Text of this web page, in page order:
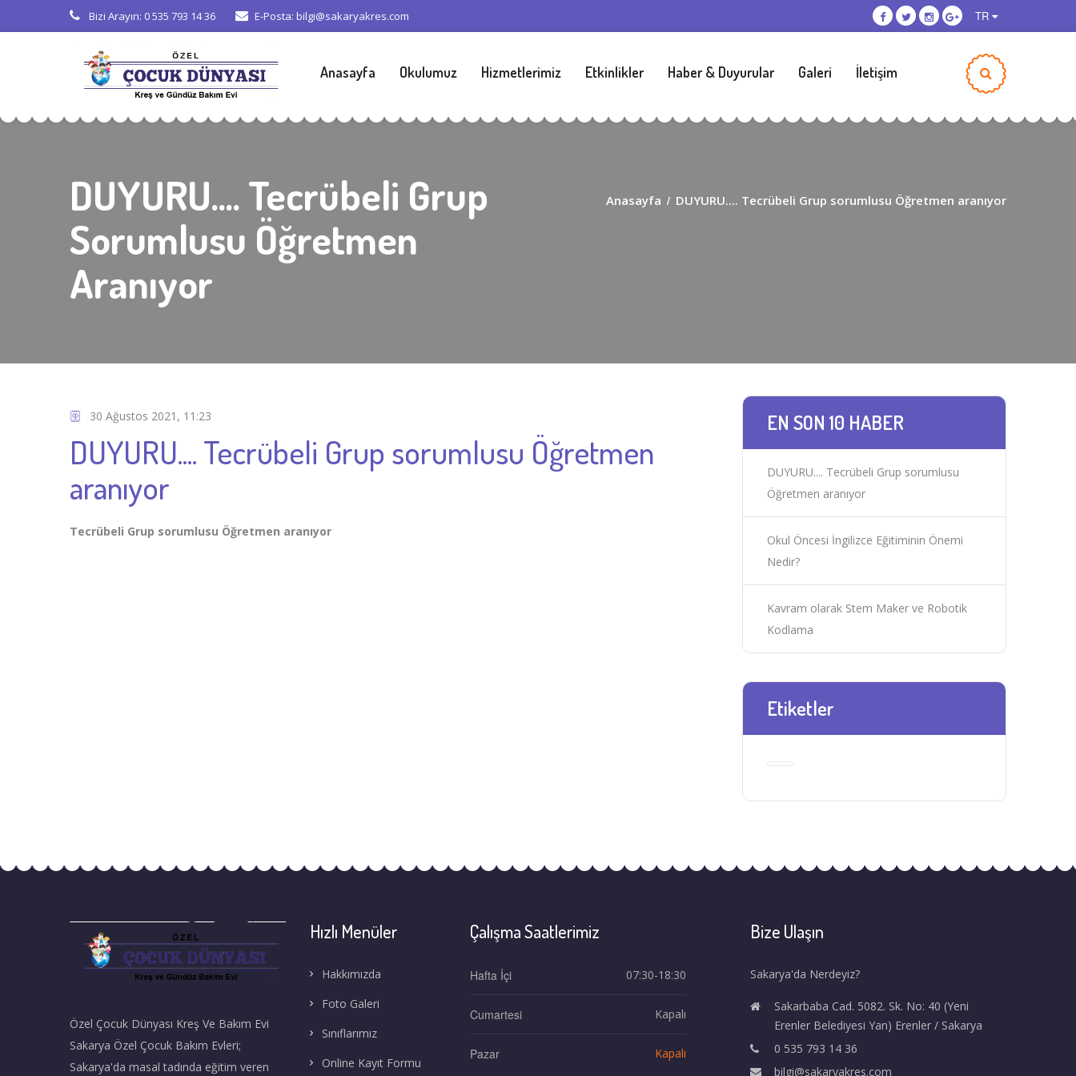
Bizi Arayın: 0 535 793 14 36 E-Posta: bilgi@sakaryakres.com TR
Anasayfa Okulumuz Hizmetlerimiz Etkinlikler Haber & Duyurular Galeri İletişim
DUYURU.... Tecrübeli Grup
Sorumlusu Öğretmen
Aranıyor
Anasayfa / DUYURU.... Tecrübeli Grup sorumlusu Öğretmen aranıyor
30 Ağustos 2021, 11:23
DUYURU.... Tecrübeli Grup sorumlusu Öğretmen
aranıyor
Tecrübeli Grup sorumlusu Öğretmen aranıyor
EN SON 10 HABER
DUYURU.... Tecrübeli Grup sorumlusu
Öğretmen aranıyor
Okul Öncesi İngilizce Eğitiminin Önemi
Nedir?
Kavram olarak Stem Maker ve Robotik
Kodlama
Etiketler
Özel Çocuk Dünyası Kreş Ve Bakım Evi
Sakarya Özel Çocuk Bakım Evleri;
Sakarya'da masal tadında eğitim veren
Hızlı Menüler
Hakkımızda
Foto Galeri
Sınıflarımız
Online Kayıt Formu
Çalışma Saatlerimiz
Hafta İçi 07:30-18:30
Cumartesi Kapalı
Pazar Kapalı
Bize Ulaşın
Sakarya'da Nerdeyiz?
Sakarbaba Cad. 5082. Sk. No: 40 (Yeni
Erenler Belediyesi Yan) Erenler / Sakarya
0 535 793 14 36
bilgi@sakaryakres.com